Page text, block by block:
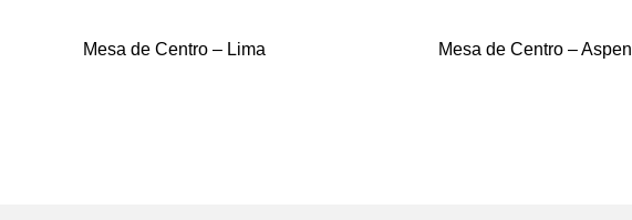
Mesa de Centro – Lima Mesa de Centro – Aspen